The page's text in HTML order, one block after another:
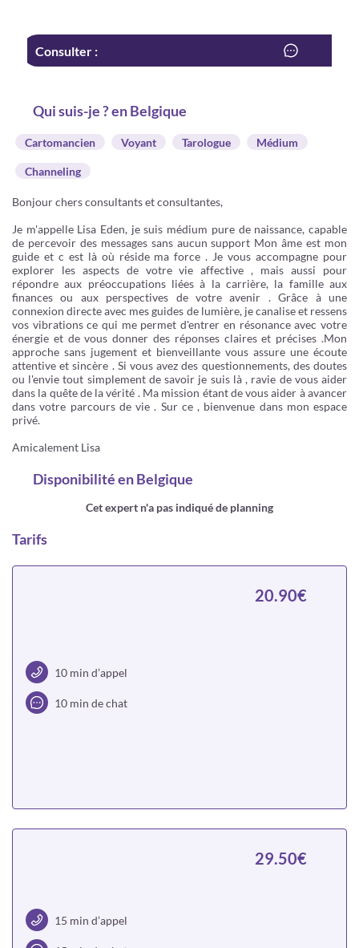
Consulter :
Qui suis-je ? en Belgique
Cartomancien Voyant Tarologue Médium
Channeling
Bonjour chers consultants et consultantes,
Je m'appelle Lisa Eden, je suis médium pure de naissance, capable
de percevoir des messages sans aucun support Mon âme est mon
guide et c est là où réside ma force . Je vous accompagne pour
explorer les aspects de votre vie affective , mais aussi pour
répondre aux préoccupations liées à la carrière, la famille aux
finances ou aux perspectives de votre avenir . Grâce à une
connexion directe avec mes guides de lumière, je canalise et ressens
vos vibrations ce qui me permet d'entrer en résonance avec votre
énergie et de vous donner des réponses claires et précises .Mon
approche sans jugement et bienveillante vous assure une écoute
attentive et sincère . Si vous avez des questionnements, des doutes
ou l'envie tout simplement de savoir je suis là , ravie de vous aider
dans la quête de la vérité . Ma mission étant de vous aider à avancer
dans votre parcours de vie . Sur ce , bienvenue dans mon espace
privé.
Amicalement Lisa
Disponibilitéen Belgique
Cet expert n'a pas indiqué de planning
Tarifs
10 min d’appel
10 min de chat
20.90€
15 min d’appel
29.50€